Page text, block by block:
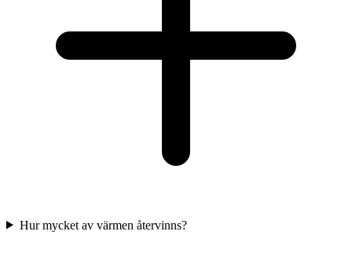
Hur mycket av värmen återvinns?